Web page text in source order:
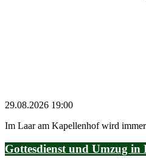
29.08.2026 19:00
Im Laar am Kapellenhof wird
Gottesdienst und Umzug in